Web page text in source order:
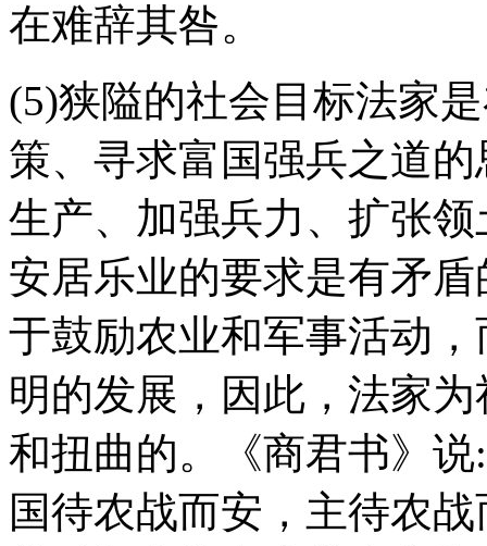
在难辞其咎。
(5)狭隘的社会目标法家
策、寻求富国强兵之道
生产、加强兵力、扩张
安居乐业的要求是有矛
于鼓励农业和军事活动
明的发展，因此，法家
和扭曲的。《商君书》
国待农战而安，主待农